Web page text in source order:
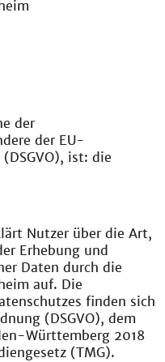
der
der EU-
ist: die
Nutzer über die Art,
Erhebung und
Daten durch die
auf. Die
finden sich
(DSGVO), dem
Württemberg 2018
(TMG).